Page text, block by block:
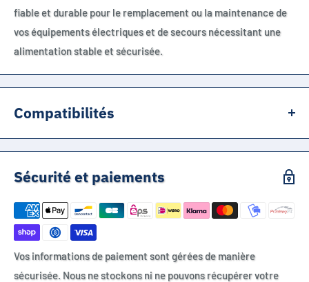
fiable et durable pour le remplacement ou la maintenance de
vos équipements électriques et de secours nécessitant une
alimentation stable et sécurisée.
Compatibilités
secours, éclairage de sécurité et équipements électroniques.
Sécurité et paiements
Vos informations de paiement sont gérées de manière
sécurisée. Nous ne stockons ni ne pouvons récupérer votre